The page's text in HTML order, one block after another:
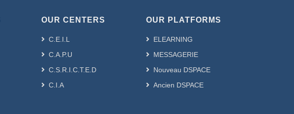
OUR CENTERS
C.E.I.L
C.A.P.U
C.S.R.I.C.T.E.D
C.I.A
OUR PLATFORMS
ELEARNING
MESSAGERIE
Nouveau DSPACE
Ancien DSPACE